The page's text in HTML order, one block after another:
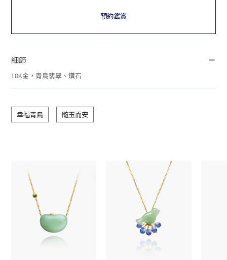
預約鑑賞
細節
18K金，青鳥翡翠、鑽石
幸福青鳥 隨玉而安